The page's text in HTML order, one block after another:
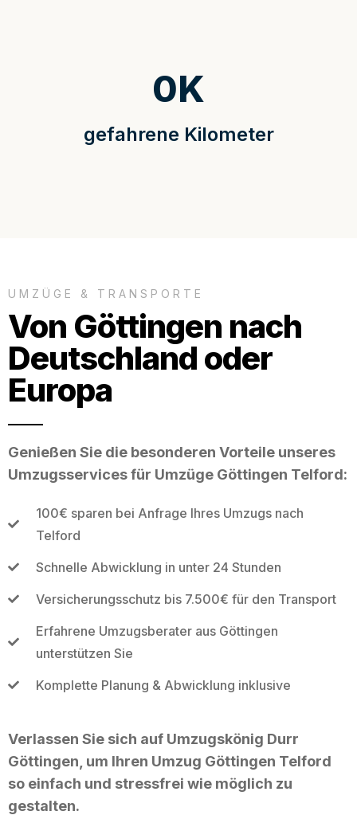
gefahrene Kilometer
0K
UMZÜGE & TRANSPORTE
Von Göttingen nach
Deutschland oder
Europa
Genießen Sie die besonderen Vorteile unseres
Umzugsservices für Umzüge Göttingen Telford:
100€ sparen bei Anfrage Ihres Umzugs nach
Telford
Schnelle Abwicklung in unter 24 Stunden
Versicherungsschutz bis 7.500€ für den Transport
Erfahrene Umzugsberater aus Göttingen
unterstützen Sie
Komplette Planung & Abwicklung inklusive
Verlassen Sie sich auf Umzugskönig Durr
Göttingen, um Ihren Umzug Göttingen Telford
so einfach und stressfrei wie möglich zu
gestalten.